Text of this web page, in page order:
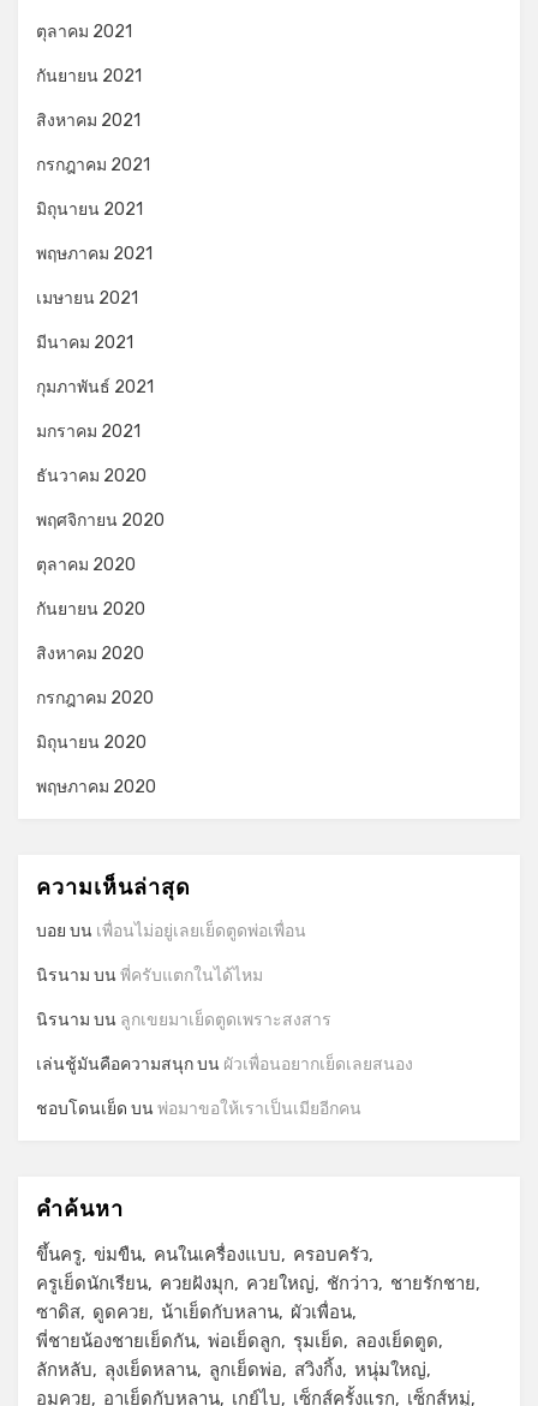
ตุลาคม 2021
กันยายน 2021
สิงหาคม 2021
กรกฎาคม 2021
มิถุนายน 2021
พฤษภาคม 2021
เมษายน 2021
มีนาคม 2021
กุมภาพันธ์ 2021
มกราคม 2021
ธันวาคม 2020
พฤศจิกายน 2020
ตุลาคม 2020
กันยายน 2020
สิงหาคม 2020
กรกฎาคม 2020
มิถุนายน 2020
พฤษภาคม 2020
ความเห็นล่าสุด
บอย บน เพื่อนไม่อยู่เลยเย็ดตูดพ่อเพื่อน
นิรนาม บนพี่ครับแตกในได้ไหม
นิรนาม บน ลูกเขยมาเย็ดตูดเพราะสงสาร
เล่นชู้มันคือความสนุกบน ผัวเพื่อนอยากเย็ดเลยสนอง
ชอบโดนเย็ด บนพ่อมาขอให้เราเป็นเมียอีกคน
คำค้นหา
ขึ้นครู ข่มขืน คนในเครื่องแบบ
ครอบครัว
ครูเย็ดนักเรียน
ควยฝังมุก ควยใหญ่ ชักว่าว
ชายรักชาย
ซาดิส
ดูดควย น้าเย็ดกับหลาน
ผัวเพื่อน
พี่ชายน้องชายเย็ดกัน พ่อเย็ดลูก รุมเย็ด
ลองเย็ดตูด
ลักหลับ
ลุงเย็ดหลาน ลูกเย็ดพ่อ สวิงกิ้ง หนุ่มใหญ่
อมควย
อาเย็ดกับหลาน เกย์ไบ เซ็กส์ครั้งแรก เซ็กส์หมู่